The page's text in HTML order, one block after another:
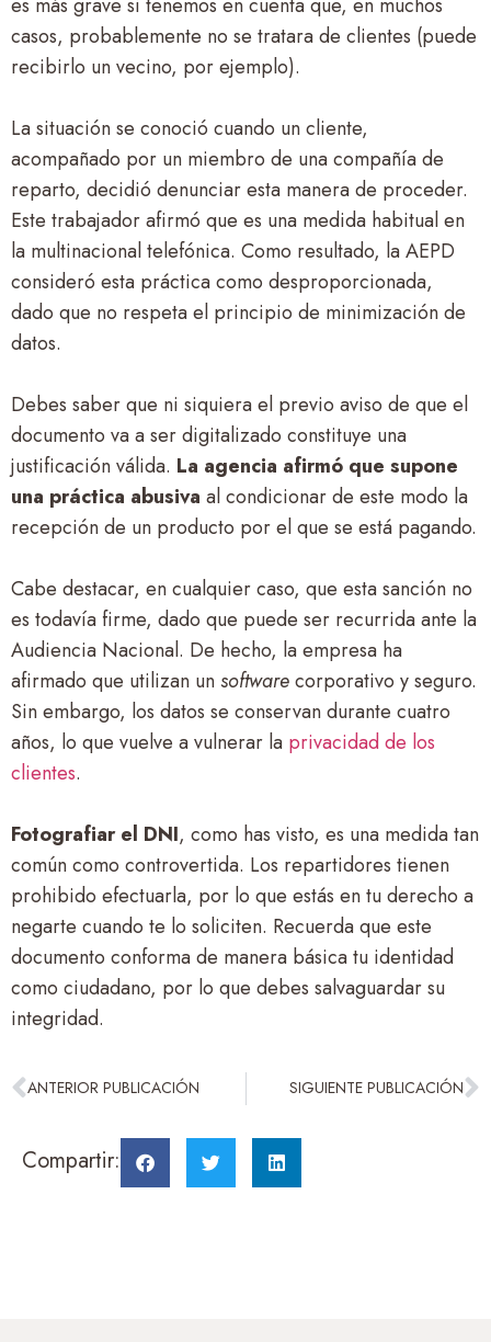
es más grave si tenemos en cuenta que, en muchos
casos, probablemente no se tratara de clientes (puede
recibirlo un vecino, por ejemplo).
La situación se conoció cuando un cliente,
acompañado por un miembro de una compañía de
reparto, decidió denunciar esta manera de proceder.
Este trabajador afirmó que es una medida habitual en
la multinacional telefónica. Como resultado, la AEPD
consideró esta práctica como desproporcionada,
dado que no respeta el principio de minimización de
datos.
Debes saber que ni siquiera el previo aviso de que el
documento va a ser digitalizado constituye una
justificación válida. La agencia afirmó que supone
una práctica abusiva al condicionar de este modo la
recepción de un producto por el que se está pagando.
Cabe destacar, en cualquier caso, que esta sanción no
es todavía firme, dado que puede ser recurrida ante la
Audiencia Nacional. De hecho, la empresa ha
afirmado que utilizan unsoftwarecorporativo y seguro.
Sin embargo, los datos se conservan durante cuatro
años, lo que vuelve a vulnerar la privacidad de los
clientes.
Fotografiar el DNI, como has visto, es una medida tan
común como controvertida. Los repartidores tienen
prohibido efectuarla, por lo que estás en tu derecho a
negarte cuando te lo soliciten. Recuerda que este
documento conforma de manera básica tu identidad
como ciudadano, por lo que debes salvaguardar su
integridad.
ANTERIOR PUBLICACIÓN SIGUIENTE PUBLICACIÓN
Compartir: